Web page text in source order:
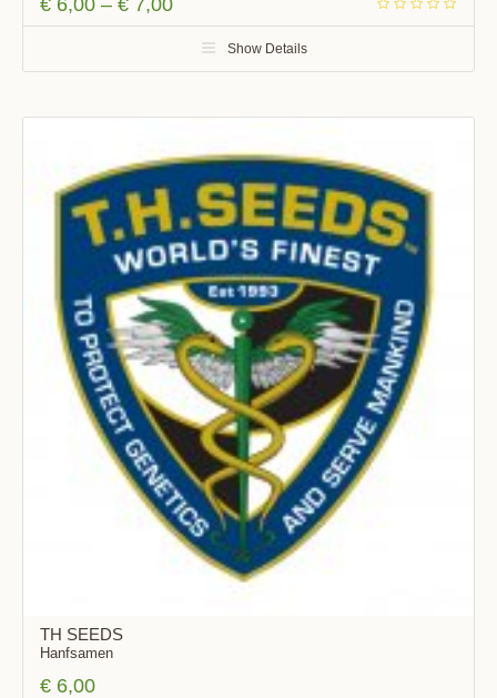
Show Details
TH SEEDS
Hanfsamen
€ 6,00